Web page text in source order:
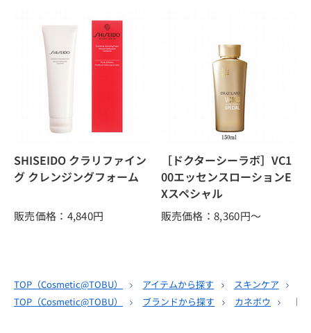
SHISEIDO クラリファイン
グ クレンジングフォーム
販売価格：4,840円
［ドクターシーラボ］VC1
00エッセンスローションE
Xスペシャル
販売価格：8,360円～
TOP（Cosmetic@TOBU） アイテムから探す スキンケア
TOP（Cosmetic@TOBU） ブランドから探す カネボウ ［